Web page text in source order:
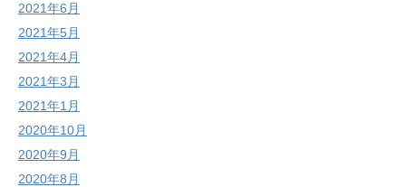
2021年6月
2021年5月
2021年4月
2021年3月
2021年1月
2020年10月
2020年9月
2020年8月